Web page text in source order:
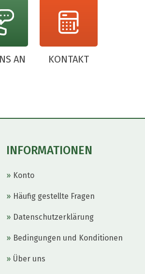
AN KONTAKT
INFORMATIONEN
Konto
Häufig gestellte Fragen
Datenschutzerklärung
Bedingungen und Konditionen
Über uns